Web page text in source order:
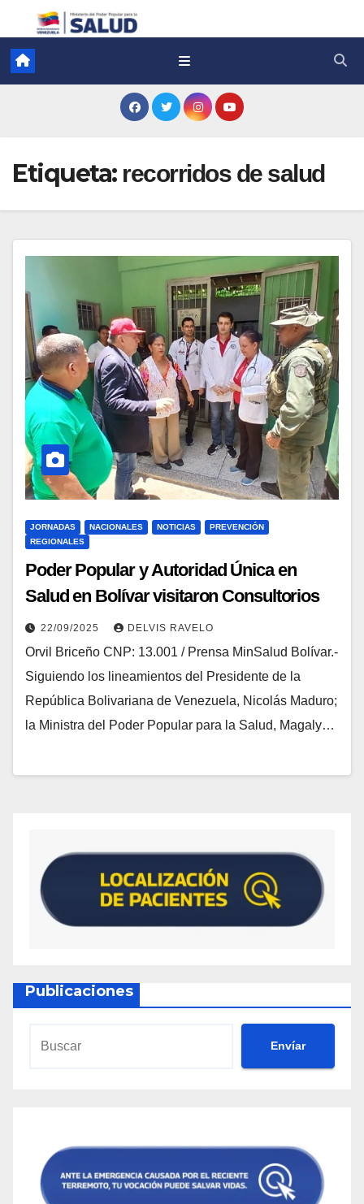
Etiqueta: recorridos de salud
JORNADAS NACIONALES NOTICIAS
PREVENCIÓN
REGIONALES
Poder Popular y Autoridad Única en
Salud en Bolívar visitaron Consultorios
Populares
22/09/2025 DELVIS RAVELO
Orvil Briceño CNP: 13.001 / Prensa MinSalud Bolívar.-
Siguiendo los lineamientos del Presidente de la
República Bolivariana de Venezuela, Nicolás Maduro;
la Ministra del Poder Popular para la Salud, Magaly…
Publicaciones
Envíar